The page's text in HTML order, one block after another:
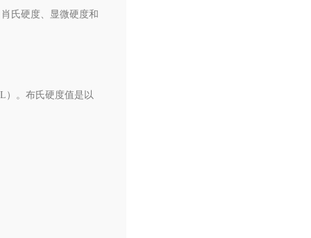
氏硬度、显微硬度和
）。布氏硬度值是以